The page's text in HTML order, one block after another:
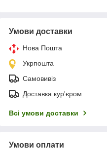
Умови доставки
Нова Пошта
Укрпошта
Самовивіз
Доставка кур'єром
Всі умови доставки
Умови оплати